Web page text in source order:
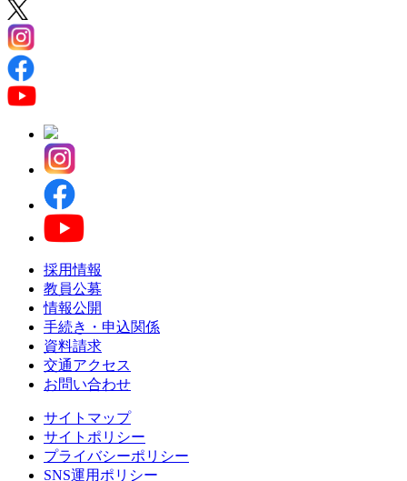
採用情報
教員公募
情報公開
手続き・申込関係
資料請求
交通アクセス
お問い合わせ
サイトマップ
サイトポリシー
プライバシーポリシー
SNS運用ポリシー